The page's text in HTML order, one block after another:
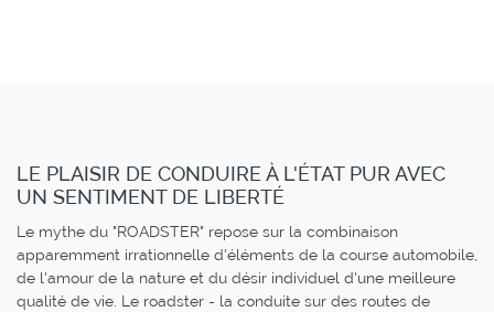
LE PLAISIR DE CONDUIRE À L'ÉTAT PUR AVEC
UN SENTIMENT DE LIBERTÉ
Le mythe du "ROADSTER" repose sur la combinaison
apparemment irrationnelle d'éléments de la course automobile,
de l'amour de la nature et du désir individuel d'une meilleure
qualité de vie. Le roadster - la conduite sur des routes de